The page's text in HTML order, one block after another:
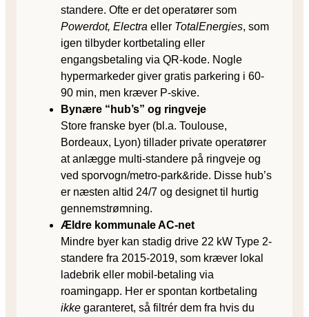
standere. Ofte er det operatører som
Powerdot, Electra eller TotalEnergies, som
igen tilbyder kortbetaling eller
engangsbetaling via QR-kode. Nogle
hypermarkeder giver gratis parkering i 60-
90 min, men kræver P-skive.
Bynære “hub’s” og ringveje
Store franske byer (bl.a. Toulouse,
Bordeaux, Lyon) tillader private operatører
at anlægge multi-standere på ringveje og
ved sporvogn/metro-park&ride. Disse hub’s
er næsten altid 24/7 og designet til hurtig
gennemstrømning.
Ældre kommunale AC-net
Mindre byer kan stadig drive 22 kW Type 2-
standere fra 2015-2019, som kræver lokal
ladebrik eller mobil-betaling via
roamingapp. Her er spontan kortbetaling
ikke garanteret, så filtrér dem fra hvis du